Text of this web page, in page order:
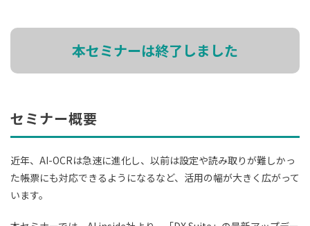
本セミナーは終了しました
セミナー概要
近年、AI-OCRは急速に進化し、以前は設定や読み取りが難しかっ
た帳票にも対応できるようになるなど、活用の幅が大きく広がって
います。